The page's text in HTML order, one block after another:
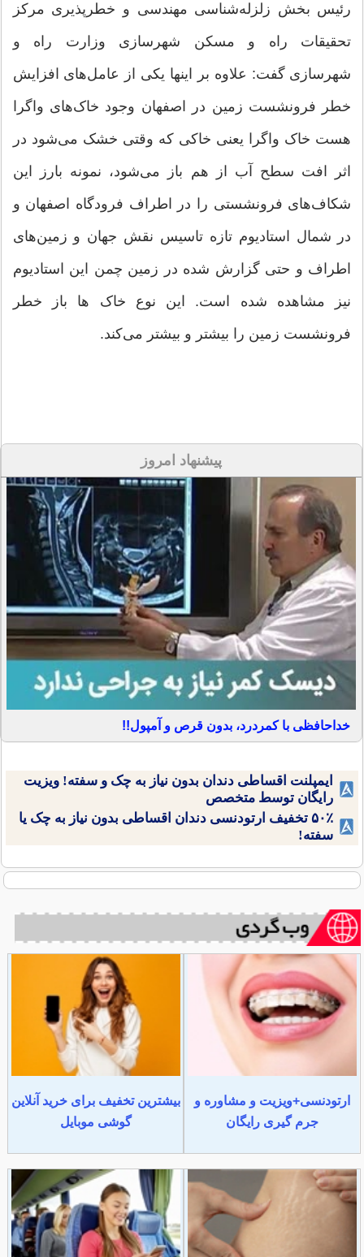
رئیس بخش زلزله‌شناسی مهندسی و خطرپذیری مرکز
تحقیقات راه و مسکن شهرسازی وزارت راه و
شهرسازی گفت: علاوه بر اینها یکی از عامل‌های افزایش
خطر فرونشست زمین در اصفهان وجود خاک‌های واگرا
هست خاک واگرا یعنی خاکی که وقتی خشک می‌شود در
اثر افت سطح آب از هم باز می‌شود، نمونه بارز این
شکاف‌های فرونشستی را در اطراف فرودگاه اصفهان و
در شمال استادیوم تازه تاسیس نقش جهان و زمین‌های
اطراف و حتی گزارش شده در زمین چمن این استادیوم
نیز مشاهده شده است. این نوع خاک ها باز خطر
فرونشست زمین را بیشتر و بیشتر می‌کند.
پیشنهاد امروز
خداحافظی با کمردرد، بدون قرص و آمپول!!
ایمپلنت اقساطی دندان بدون نیاز به چک و سفته! ویزیت
رایگان توسط متخصص
۵۰٪ تخفیف ارتودنسی دندان اقساطی بدون نیاز به چک یا
سفته!
ارتودنسی+ویزیت و مشاوره و
جرم گیری رایگان
بیشترین تخفیف برای خرید آنلاین
گوشی موبایل